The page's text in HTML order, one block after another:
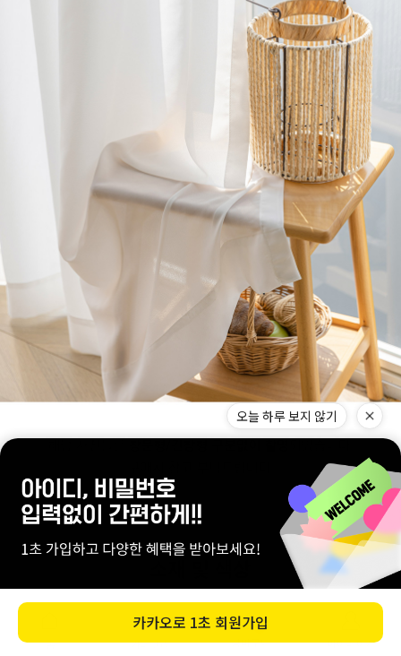
홈 카테고리
0
장바구니 마이페이지
오늘 하루 보지 않기
카카오로 1초 회원가입